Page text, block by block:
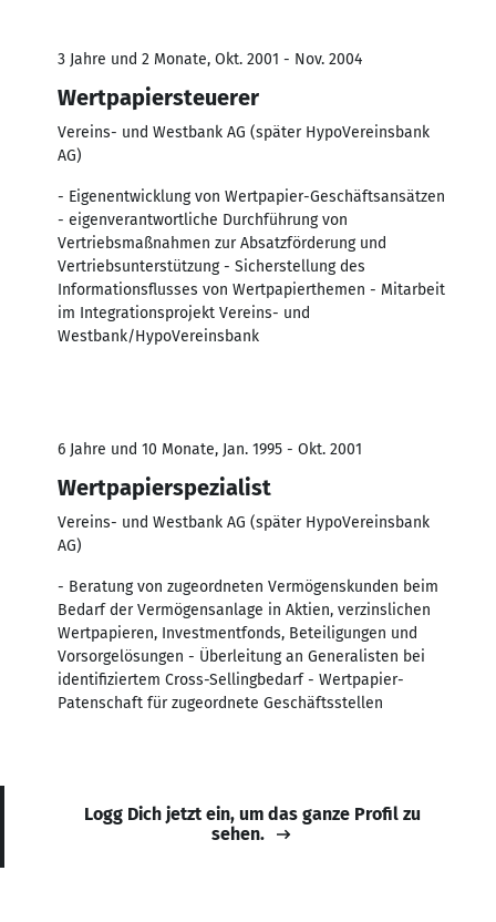
3 Jahre und 2 Monate, Okt. 2001 - Nov. 2004
Wertpapiersteuerer
Vereins- und Westbank AG (später HypoVereinsbank
AG)
- Eigenentwicklung von Wertpapier-Geschäftsansätzen
- eigenverantwortliche Durchführung von
Vertriebsmaßnahmen zur Absatzförderung und
Vertriebsunterstützung - Sicherstellung des
Informationsflusses von Wertpapierthemen - Mitarbeit
im Integrationsprojekt Vereins- und
Westbank/HypoVereinsbank
6 Jahre und 10 Monate, Jan. 1995 - Okt. 2001
Wertpapierspezialist
Vereins- und Westbank AG (später HypoVereinsbank
AG)
- Beratung von zugeordneten Vermögenskunden beim
Bedarf der Vermögensanlage in Aktien, verzinslichen
Wertpapieren, Investmentfonds, Beteiligungen und
Vorsorgelösungen - Überleitung an Generalisten bei
identifiziertem Cross-Sellingbedarf - Wertpapier-
Patenschaft für zugeordnete Geschäftsstellen
Logg Dich jetzt ein, um das ganze Profil zu
sehen.